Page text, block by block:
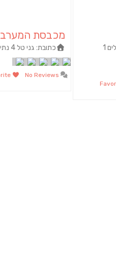
שדרות ירושלים 1
מכבסת המערב
כתובת: גני טל 4‏ ‏נתיבות
Favorite